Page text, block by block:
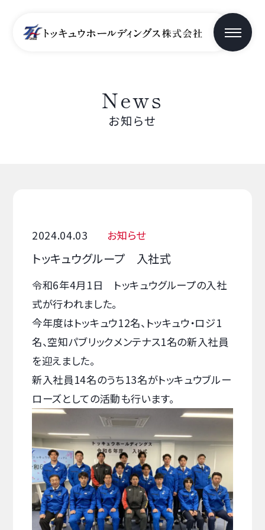
お知らせ
News
2024.04.03 お知らせ
トッキュウグループ 入社式
令和6年4月1日 トッキュウグループの入社
式が行われました。
今年度はトッキュウ12名、トッキュウ・ロジ1
名、空知パブリックメンテナス1名の新入社員
を迎えました。
新入社員14名のうち13名がトッキュウブルー
ローズとしての活動も行います。